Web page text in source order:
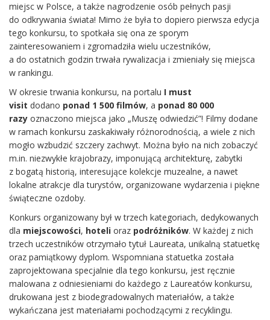
miejsc w Polsce, a także nagrodzenie osób pełnych pasji
do odkrywania świata! Mimo że była to dopiero pierwsza edycja
tego konkursu, to spotkała się ona ze sporym
zainteresowaniem i zgromadziła wielu uczestników,
a do ostatnich godzin trwała rywalizacja i zmieniały się miejsca
w rankingu.
W okresie trwania konkursu, na portalu I must
visit dodano ponad 1 500 filmów, a ponad 80 000
razy oznaczono miejsca jako „Muszę odwiedzić”! Filmy dodane
w ramach konkursu zaskakiwały różnorodnością, a wiele z nich
mogło wzbudzić szczery zachwyt. Można było na nich zobaczyć
m.in. niezwykłe krajobrazy, imponującą architekturę, zabytki
z bogatą historią, interesujące kolekcje muzealne, a nawet
lokalne atrakcje dla turystów, organizowane wydarzenia i piękne
świąteczne ozdoby.
Konkurs organizowany był w trzech kategoriach, dedykowanych
dla miejscowości, hoteli oraz podróżników. W każdej z nich
trzech uczestników otrzymało tytuł Laureata, unikalną statuetkę
oraz pamiątkowy dyplom. Wspomniana statuetka została
zaprojektowana specjalnie dla tego konkursu, jest ręcznie
malowana z odniesieniami do każdego z Laureatów konkursu,
drukowana jest z biodegradowalnych materiałów, a także
wykańczana jest materiałami pochodzącymi z recyklingu.